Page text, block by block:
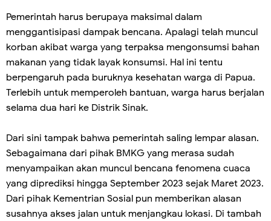
Pemerintah harus berupaya maksimal dalam
menggantisipasi dampak bencana. Apalagi telah muncul
korban akibat warga yang terpaksa mengonsumsi bahan
makanan yang tidak layak konsumsi. Hal ini tentu
berpengaruh pada buruknya kesehatan warga di Papua.
Terlebih untuk memperoleh bantuan, warga harus berjalan
selama dua hari ke Distrik Sinak.
Dari sini tampak bahwa pemerintah saling lempar alasan.
Sebagaimana dari pihak BMKG yang merasa sudah
menyampaikan akan muncul bencana fenomena cuaca
yang diprediksi hingga September 2023 sejak Maret 2023.
Dari pihak Kementrian Sosial pun memberikan alasan
susahnya akses jalan untuk menjangkau lokasi. Di tambah